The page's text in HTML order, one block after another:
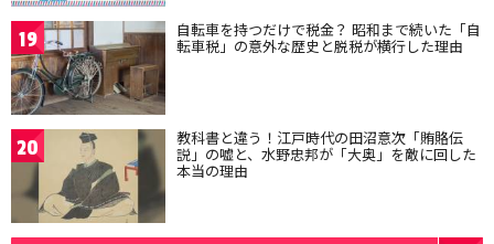
19 自転車を持つだけで税金？ 昭和まで続いた「自
転車税」の意外な歴史と脱税が横行した理由
20 教科書と違う！江戸時代の田沼意次「賄賂伝
説」の嘘と、水野忠邦が「大奥」を敵に回した
本当の理由